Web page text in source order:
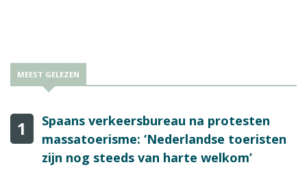
MEEST GELEZEN
1
Spaans verkeersbureau na protesten
massatoerisme: ‘Nederlandse toeristen
zijn nog steeds van harte welkom’